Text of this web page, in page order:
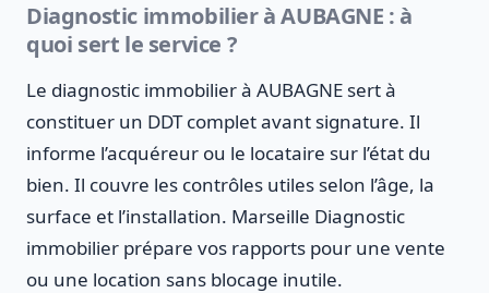
Diagnostic immobilier à AUBAGNE : à
quoi sert le service ?
Le diagnostic immobilier à AUBAGNE sert à
constituer un DDT complet avant signature. Il
informe l’acquéreur ou le locataire sur l’état du
bien. Il couvre les contrôles utiles selon l’âge, la
surface et l’installation. Marseille Diagnostic
immobilier prépare vos rapports pour une vente
ou une location sans blocage inutile.